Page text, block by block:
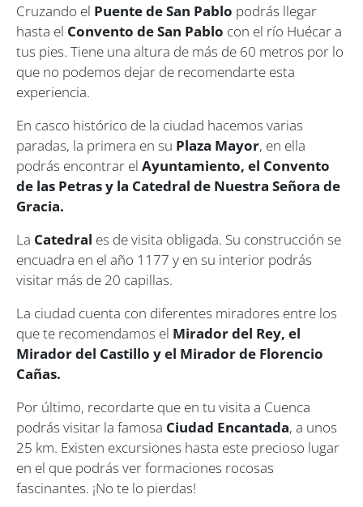
Cruzando el Puente de San Pablo podrás llegar
hasta el Convento de San Pablo con el río Huécar a
tus pies. Tiene una altura de más de 60 metros por lo
que no podemos dejar de recomendarte esta
experiencia.
En casco histórico de la ciudad hacemos varias
paradas, la primera en su Plaza Mayor, en ella
podrás encontrar el Ayuntamiento, el Convento
de las Petras y la Catedral de Nuestra Señora de
Gracia.
La Catedral es de visita obligada. Su construcción se
encuadra en el año 1177 y en su interior podrás
visitar más de 20 capillas.
La ciudad cuenta con diferentes miradores entre los
que te recomendamos el Mirador del Rey, el
Mirador del Castillo y el Mirador de Florencio
Cañas.
Por último, recordarte que en tu visita a Cuenca
podrás visitar la famosa Ciudad Encantada, a unos
25 km. Existen excursiones hasta este precioso lugar
en el que podrás ver formaciones rocosas
fascinantes. ¡No te lo pierdas!